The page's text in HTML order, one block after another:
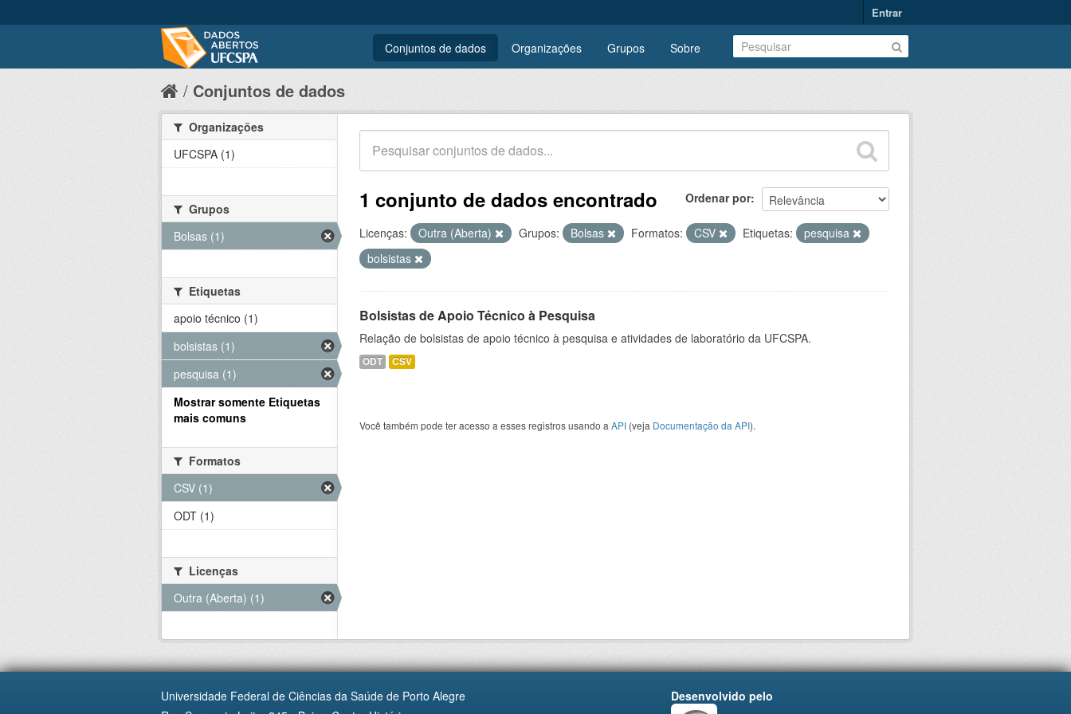
Entrar
Conjuntos de dados Organizações Grupos Sobre
Conjuntos de dados
Ordenar por
1 conjunto de dados encontrado
Licenças: Outra (Aberta) Grupos: Bolsas Formatos: CSV Etiquetas:
pesquisa
bolsistas
Bolsistas de Apoio Técnico à Pesquisa
Relação de bolsistas de apoio técnico à pesquisa e atividades de laboratório da UFCSPA.
ODT CSV
Você também pode ter acesso a esses registros usando a API (veja Documentação da API).
Organizações
UFCSPA (1)
Grupos
Bolsas (1)
Etiquetas
apoio técnico (1)
bolsistas (1)
pesquisa (1)
Mostrar somente Etiquetas
mais comuns
Formatos
CSV (1)
ODT (1)
Licenças
Outra (Aberta) (1)
Universidade Federal de Ciências da Saúde de Porto Alegre
Desenvolvido pelo